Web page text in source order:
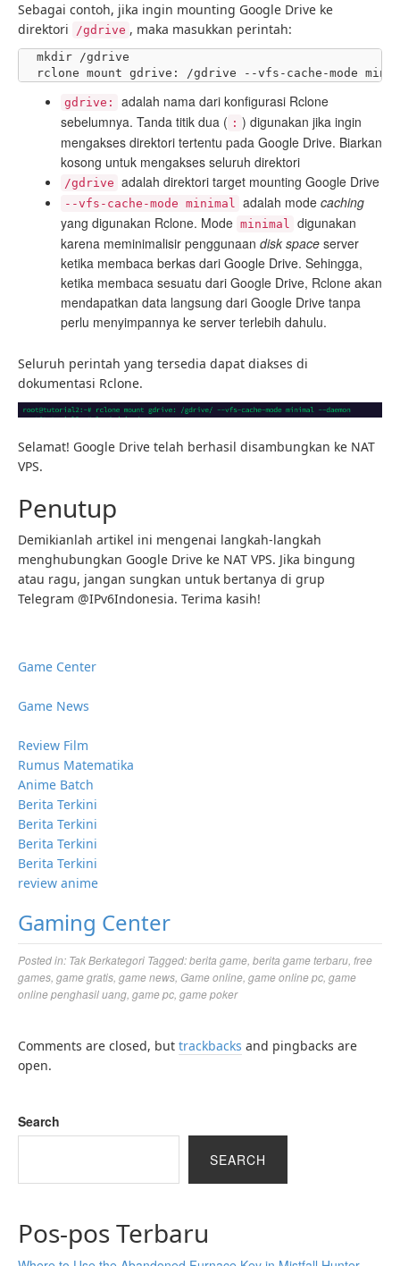
Sebagai contoh, jika ingin mounting Google Drive ke
direktori
/gdrive , maka masukkan perintah:
mkdir /gdrive
rclone mount gdrive: /gdrive --vfs-cache-mode
gdrive:
adalah nama dari konfigurasi Rclone
sebelumnya. Tanda titik dua ( : ) digunakan jika ingin
mengakses direktori tertentu pada Google Drive. Biarkan
kosong untuk mengakses seluruh direktori
/gdrive adalah direktori target mounting Google Drive
--vfs-cache-mode minimal adalah mode caching
yang digunakan Rclone. Mode minimal digunakan
karena meminimalisir penggunaan disk space server
ketika membaca berkas dari Google Drive. Sehingga,
ketika membaca sesuatu dari Google Drive, Rclone akan
mendapatkan data langsung dari Google Drive tanpa
perlu menyimpannya ke server terlebih dahulu.
Seluruh perintah yang tersedia dapat diakses di
dokumentasi Rclone.
Selamat! Google Drive telah berhasil disambungkan ke NAT
VPS.
Penutup
Demikianlah artikel ini mengenai langkah-langkah
menghubungkan Google Drive ke NAT VPS. Jika bingung
atau ragu, jangan sungkan untuk bertanya di grup
Telegram @IPv6Indonesia. Terima kasih!
Game Center
Game News
Review Film
Rumus Matematika
Anime Batch
Berita Terkini
Berita Terkini
Berita Terkini
Berita Terkini
review anime
Gaming Center
Posted in: Tak Berkategori Tagged:berita game berita game terbaru free
games game gratis game news Game online game online pc game
online penghasil uang game pc game poker
Comments are closed, but trackbacks and pingbacks are
open.
Search
SEARCH
Pos-pos Terbaru